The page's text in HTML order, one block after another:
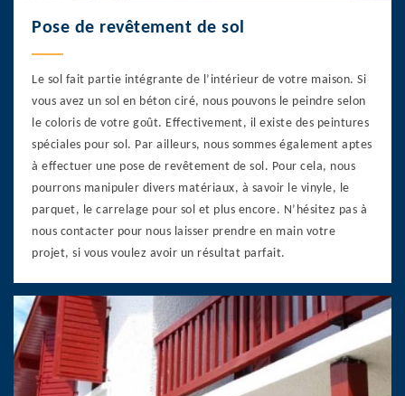
Pose de revêtement de sol
Le sol fait partie intégrante de l’intérieur de votre maison. Si
vous avez un sol en béton ciré, nous pouvons le peindre selon
le coloris de votre goût. Effectivement, il existe des peintures
spéciales pour sol. Par ailleurs, nous sommes également aptes
à effectuer une pose de revêtement de sol. Pour cela, nous
pourrons manipuler divers matériaux, à savoir le vinyle, le
parquet, le carrelage pour sol et plus encore. N’hésitez pas à
nous contacter pour nous laisser prendre en main votre
projet, si vous voulez avoir un résultat parfait.